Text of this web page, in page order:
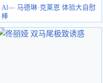
Al— 马德琳·克莱恩 体验大自慰
棒